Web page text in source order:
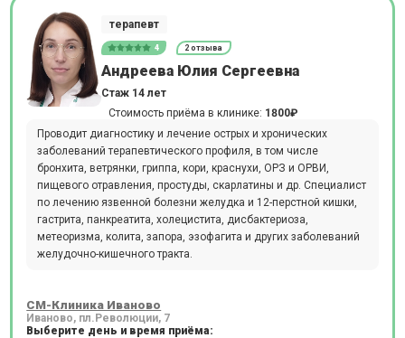
терапевт
4 2 отзыва
Андреева Юлия Сергеевна
Стаж 14 лет
Стоимость приёма в клинике: 1800₽
Проводит диагностику и лечение острых и хронических
заболеваний терапевтического профиля, в том числе
бронхита, ветрянки, гриппа, кори, краснухи, ОРЗ и ОРВИ,
пищевого отравления, простуды, скарлатины и др. Специалист
по лечению язвенной болезни желудка и 12-перстной кишки,
гастрита, панкреатита, холецистита, дисбактериоза,
метеоризма, колита, запора, эзофагита и других заболеваний
желудочно-кишечного тракта.
СМ-Клиника Иваново
Иваново, пл.Революции, 7
Выберите день и время приёма: